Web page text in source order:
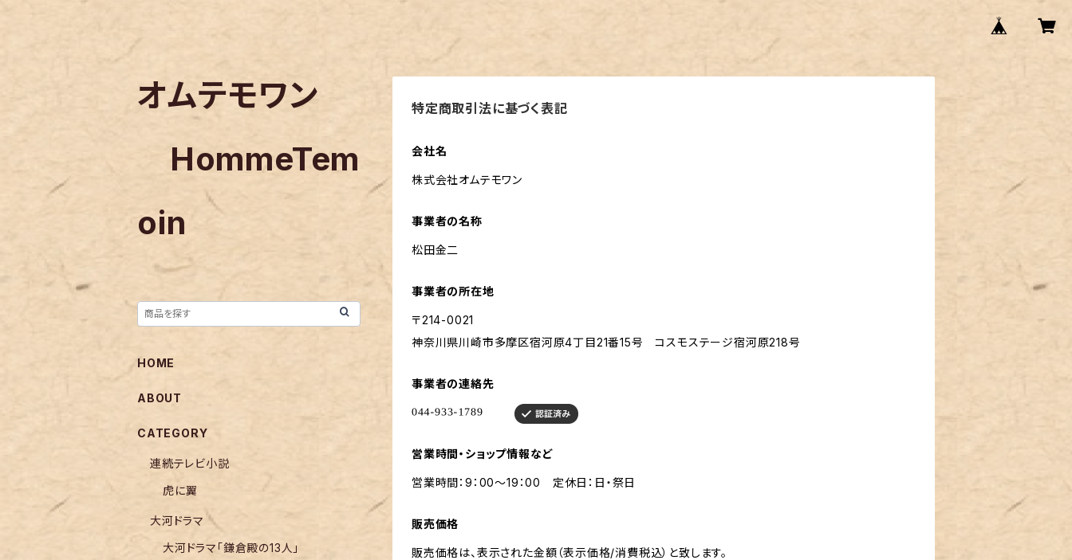
特定商取引法に基づく表記
会社名
株式会社オムテモワン
事業者の名称
松田金二
事業者の所在地
〒214-0021
神奈川県川崎市多摩区宿河原4丁目21番15号 コスモステージ宿河原218号
事業者の連絡先
営業時間・ショップ情報など
営業時間：9：00～19：00 定休日：日・祭日
販売価格
販売価格は、表示された金額（表示価格/消費税込）と致します。
オムテモワン
HommeTem
oin
HOME
ABOUT
CATEGORY
連続テレビ小説
虎に翼
大河ドラマ
大河ドラマ「鎌倉殿の13人」